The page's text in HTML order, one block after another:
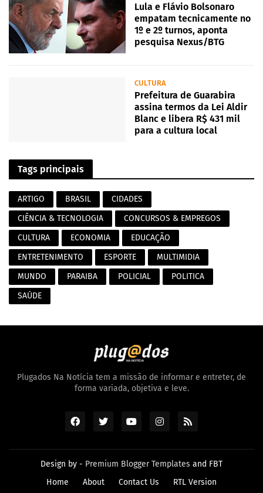
Lula e Flávio Bolsonaro
empatam tecnicamente no
1º e 2º turnos, aponta
pesquisa Nexus/BTG
CULTURA
Prefeitura de Guarabira
assina termos da Lei Aldir
Blanc e libera R$ 431 mil
para a cultura local
Tags principais
ARTIGO BRASIL
CIDADES
CIÊNCIA & TECNOLOGIA
CONCURSOS & EMPREGOS
CULTURA
ECONOMIA
EDUCAÇÃO
ENTRETENIMENTO
ESPORTE
MULTIMIDIA
MUNDO
PARAIBA POLICIAL
POLITICA
SAÚDE
Plugados Na Notícia tem a missão de informar e entreter, de
forma variada, objetiva e leve.
Design by - Premium Blogger Templates and FBT
Home
About Contact Us RTL Version